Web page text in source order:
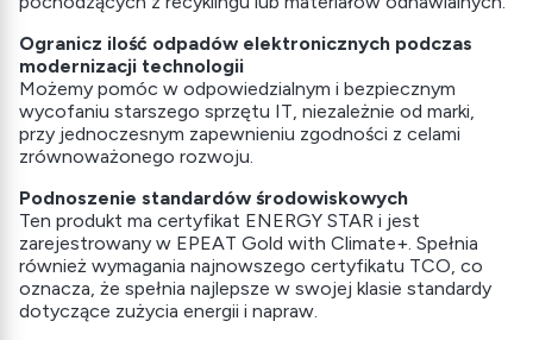
Ogranicz ilość odpadów elektronicznych podczas
modernizacji technologii
Możemy pomóc w odpowiedzialnym i bezpiecznym
wycofaniu starszego sprzętu IT, niezależnie od marki,
przy jednoczesnym zapewnieniu zgodności z celami
zrównoważonego rozwoju.
Podnoszenie standardów środowiskowych
Ten produkt ma certyfikat ENERGY STAR i jest
zarejestrowany w EPEAT Gold with Climate+. Spełnia
również wymagania najnowszego certyfikatu TCO, co
oznacza, że spełnia najlepsze w swojej klasie standardy
dotyczące zużycia energii i napraw.